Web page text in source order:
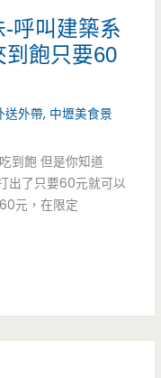
呼叫建築系
到飽只要60
送外帶, 中壢美食景
到飽 但是你知道
出了只要60元就可以
元，在限定